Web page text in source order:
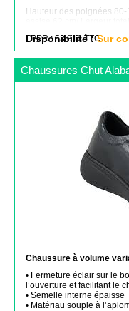
Hauteur des poignées
LPPR : 53.81€ TTC
Disponibilité : Sur
Chaussures Chut
Chaussure à volume
• Fermeture éclair sur le
l’ouverture et facilitant le
• Semelle interne épaisse
• Matériau souple à